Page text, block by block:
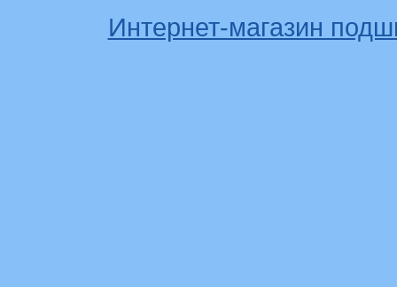
Интернет-магазин